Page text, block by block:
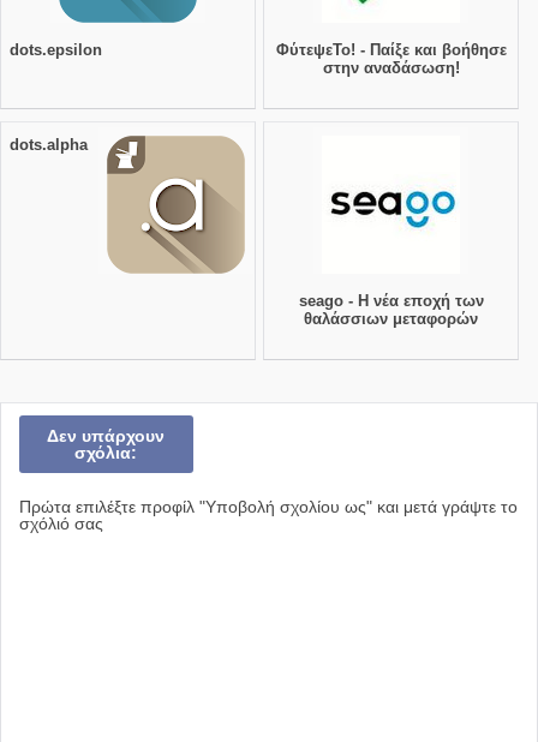
dots.epsilon
ΦύτεψεΤο! - Παίξε και βοήθησε
στην αναδάσωση!
dots.alpha
seago - Η νέα εποχή των
θαλάσσιων μεταφορών
Δεν υπάρχουν
σχόλια:
Πρώτα επιλέξτε προφίλ "Υποβολή σχολίου ως" και μετά γράψτε το
σχόλιό σας